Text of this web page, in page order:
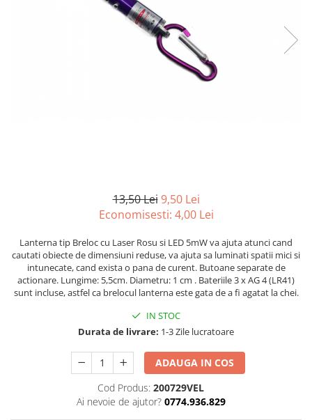
13,50 Lei 9,50 Lei
Economisesti: 4,00 Lei
Lanterna tip Breloc cu Laser Rosu si LED 5mW va ajuta atunci cand
cautati obiecte de dimensiuni reduse, va ajuta sa luminati spatii mici si
intunecate, cand exista o pana de curent. Butoane separate de
actionare. Lungime: 5,5cm. Diametru: 1 cm . Bateriile 3 x AG 4 (LR41)
sunt incluse, astfel ca brelocul lanterna este gata de a fi agatat la chei.
IN STOC
Durata de livrare: 1-3 Zile lucratoare
ADAUGA IN COS
Cod Produs: 200729VEL
Ai nevoie de ajutor? 0774.936.829